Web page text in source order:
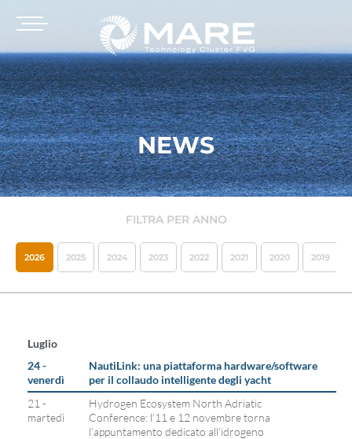
NEWS
FILTRA PER ANNO
2026 2025 2024 2023 2022 2021 2020 2019
Luglio
24 -
venerdì
NautiLink: una piattaforma hardware/software
per il collaudo intelligente degli yacht
21 -
martedì
Hydrogen Ecosystem North Adriatic
Conference: l’11 e 12 novembre torna
l’appuntamento dedicato all’idrogeno